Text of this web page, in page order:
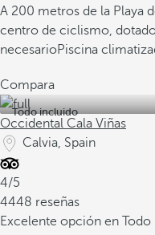
A 200 metros de la Playa
centro de ciclismo,
necesarioPiscina
Compara
Todo incluido
Occidental Cala Viñas
Calvia, Spain
4/5
4448 reseñas
Excelente opción en